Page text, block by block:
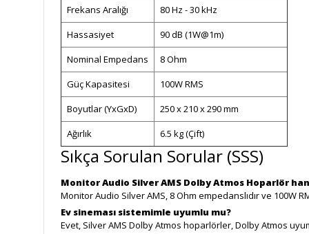
Frekans Aralığı
80 Hz - 30 kHz
Hassasiyet
90 dB (1W@1m)
Nominal Empedans
8 Ohm
Güç Kapasitesi
100W RMS
Boyutlar (YxGxD)
250 x 210 x 290 mm
Ağırlık
6.5 kg (Çift)
Sıkça Sorulan Sorular (SSS)
Monitor Audio Silver AMS Dolby Atmos Hoparlör
Monitor Audio Silver AMS, 8 Ohm empedanslıdır ve 100W
Ev sineması sistemimle uyumlu mu?
Evet, Silver AMS Dolby Atmos hoparlörler, Dolby Atmos